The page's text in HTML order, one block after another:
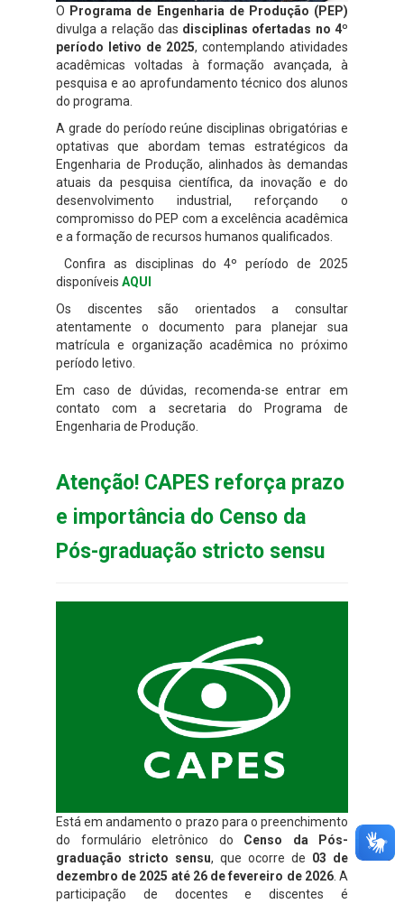
O Programa de Engenharia de Produção (PEP)
divulga a relação das disciplinas ofertadas no 4º
período letivo de 2025, contemplando atividades
acadêmicas voltadas à formação avançada, à
pesquisa e ao aprofundamento técnico dos alunos
do programa.
A grade do período reúne disciplinas obrigatórias e
optativas que abordam temas estratégicos da
Engenharia de Produção, alinhados às demandas
atuais da pesquisa científica, da inovação e do
desenvolvimento industrial, reforçando o
compromisso do PEP com a excelência acadêmica
e a formação de recursos humanos qualificados.
Confira as disciplinas do 4º período de 2025
disponíveis AQUI
Os discentes são orientados a consultar
atentamente o documento para planejar sua
matrícula e organização acadêmica no próximo
período letivo.
Em caso de dúvidas, recomenda-se entrar em
contato com a secretaria do Programa de
Engenharia de Produção.
Atenção! CAPES reforça prazo
e importância do Censo da
Pós-graduação stricto sensu
Está em andamento o prazo para o preenchimento
do formulário eletrônico do Censo da Pós-
graduação stricto sensu, que ocorre de 03 de
dezembro de 2025 até 26 de fevereiro de 2026. A
participação de docentes e discentes é